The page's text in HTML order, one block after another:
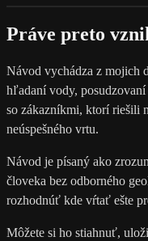
Práve preto
Návod vychádza z mojich
hľadaní vody,
so zákazníkmi, ktorí riešili
neúspešného vrtu.
Návod je písaný ako
človeka bez odborného
rozhodnúť kde vŕtať ešte
Môžete si ho stiahnuť,